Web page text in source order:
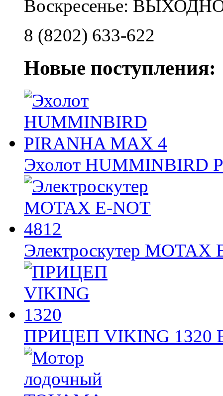
Воскресенье:
8 (8202) 633-622
Новые поступления:
Эхолот HUMMINBIRD
Электроскутер
ПРИЦЕП VIKING